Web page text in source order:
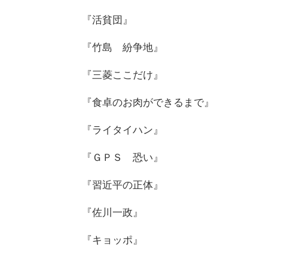
『活貧団』
『竹島 紛争地』
『三菱ここだけ』
『食卓のお肉ができるまで』
『ライタイハン』
『ＧＰＳ 恐い』
『習近平の正体』
『佐川一政』
『キョッポ』